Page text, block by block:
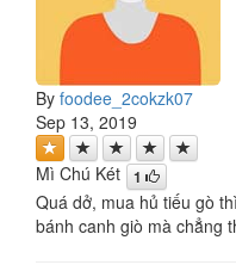
By foodee_2cokzk07
Sep 13, 2019
Mì Chú Két 1
Quá dở, mua hủ tiếu gò
bánh canh giò mà chẳng